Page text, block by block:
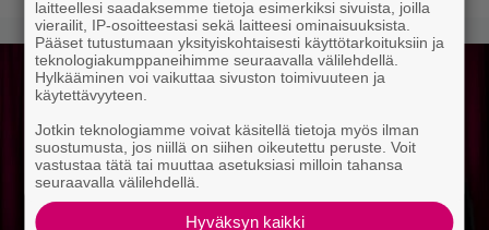
laitteellesi saadaksemme tietoja esimerkiksi sivuista, joilla
vierailit, IP-osoitteestasi sekä laitteesi ominaisuuksista.
Pääset tutustumaan yksityiskohtaisesti käyttötarkoituksiin ja
teknologiakumppaneihimme seuraavalla välilehdellä.
Hylkääminen voi vaikuttaa sivuston toimivuuteen ja
käytettävyyteen.
Jotkin teknologiamme voivat käsitellä tietoja myös ilman
suostumusta, jos niillä on siihen oikeutettu peruste. Voit
vastustaa tätä tai muuttaa asetuksiasi milloin tahansa
seuraavalla välilehdellä.
Hyväksyn kaikki